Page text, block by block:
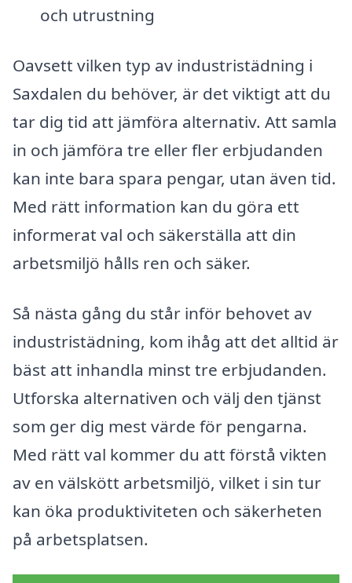
och utrustning
Oavsett vilken typ av industristädning i
Saxdalen du behöver, är det viktigt att du
tar dig tid att jämföra alternativ. Att samla
in och jämföra tre eller fler erbjudanden
kan inte bara spara pengar, utan även tid.
Med rätt information kan du göra ett
informerat val och säkerställa att din
arbetsmiljö hålls ren och säker.
Så nästa gång du står inför behovet av
industristädning, kom ihåg att det alltid är
bäst att inhandla minst tre erbjudanden.
Utforska alternativen och välj den tjänst
som ger dig mest värde för pengarna.
Med rätt val kommer du att förstå vikten
av en välskött arbetsmiljö, vilket i sin tur
kan öka produktiviteten och säkerheten
på arbetsplatsen.